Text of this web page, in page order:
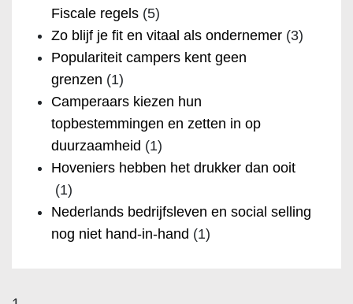
Fiscale regels (5)
Zo blijf je fit en vitaal als ondernemer (3)
Populariteit campers kent geen
grenzen (1)
Camperaars kiezen hun
topbestemmingen en zetten in op
duurzaamheid (1)
Hoveniers hebben het drukker dan ooit
(1)
Nederlands bedrijfsleven en social selling
nog niet hand-in-hand (1)